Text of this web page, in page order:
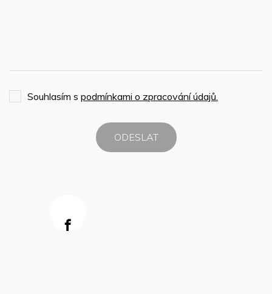
Souhlasím s podmínkami o zpracování údajů.